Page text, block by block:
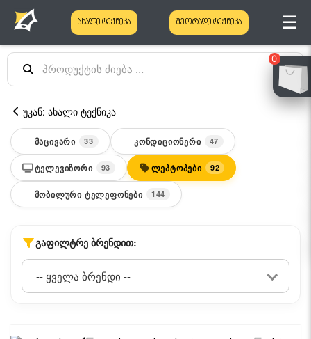
0
ახალი ტექნიკა მეორადი ტექნიკა ☰
უკან: ახალი ტექნიკა
ᲛᲐᲪᲘᲕᲐᲠᲘ 33 ᲙᲝᲜᲓᲘᲪᲘᲝᲜᲔᲠᲘ 47
ᲢᲔᲚᲔᲕᲘᲖᲝᲠᲘ 93 ᲚᲔᲞᲢᲝᲞᲔᲑᲘ 92
ᲛᲝᲑᲘᲚᲣᲠᲘ ᲢᲔᲚᲔᲤᲝᲜᲔᲑᲘ 144
ᲒᲐᲤᲘᲚᲢᲠᲔ ᲑᲠᲔᲜᲓᲘᲗ: